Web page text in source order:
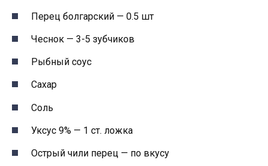
Перец болгарский — 0.5 шт
Чеснок — 3-5 зубчиков
Рыбный соус
Сахар
Соль
Уксус 9% — 1 ст. ложка
Острый чили перец — по вкусу